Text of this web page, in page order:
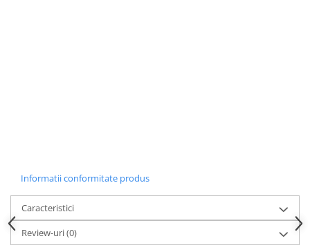
Informatii conformitate produs
Caracteristici
Review-uri(0)